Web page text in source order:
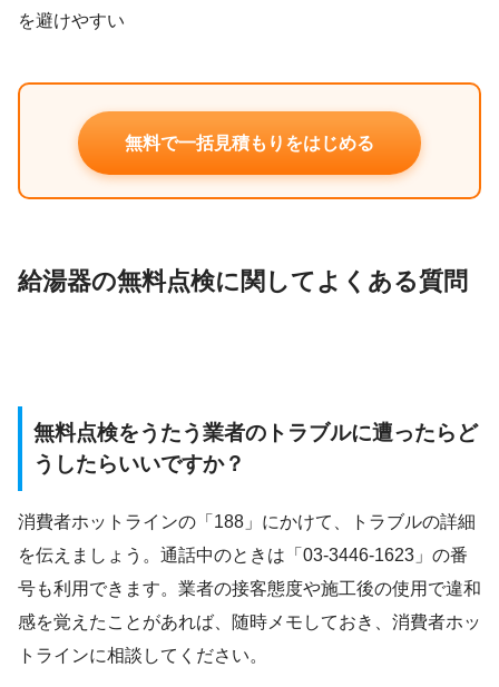
を避けやすい
無料で一括見積もりをはじめる
給湯器の無料点検に関してよくある質問
無料点検をうたう業者のトラブルに遭ったらど
うしたらいいですか？
消費者ホットラインの「188」にかけて、トラブルの詳細
を伝えましょう。通話中のときは「03-3446-1623」の番
号も利用できます。業者の接客態度や施工後の使用で違和
感を覚えたことがあれば、随時メモしておき、消費者ホッ
トラインに相談してください。